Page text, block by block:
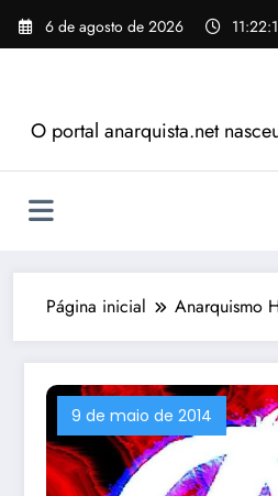
Pular
para
6 de agosto de 2026
O portal anarquista.net
Página inicial Anarquismo
9 de maio de 2014